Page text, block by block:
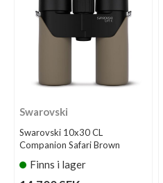
Swarovski
Swarovski 10x30 CL
Companion Safari Brown
Finns i lager